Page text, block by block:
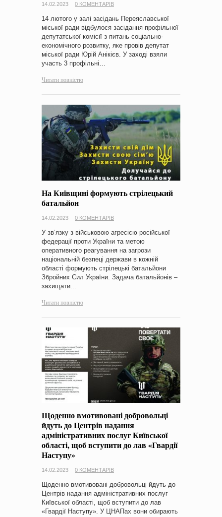
14.02.2023 0 КОМЕНТАРІВ
14 лютого у залі засідань Переяславської
міської ради відбулося засідання профільної
депутатської комісії з питань соціально-
економічного розвитку, яке провів депутат
міської ради Юрій Анікієв. У заході взяли
участь 3 профільні…
Читати повністю
На Київщині формують стрілецький
батальйон
14.02.2023 0 КОМЕНТАРІВ
У зв’язку з військовою агресією російської
федерації проти України та метою
оперативного реагування на загрози
національній безпеці держави в кожній
області формують стрілецькі батальйони
Збройних Сил України. Задача батальйонів –
захищати…
Читати повністю
Щоденно вмотивовані добровольці
йдуть до Центрів надання
адміністративних послуг Київської
області, щоб вступити до лав «Гвардії
Наступу»
14.02.2023 0 КОМЕНТАРІВ
Щоденно вмотивовані добровольці йдуть до
Центрів надання адміністративних послуг
Київської області, щоб вступити до лав
«Гвардії Наступу». У ЦНАПах вони обирають